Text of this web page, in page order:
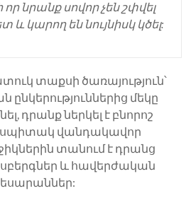
որ նրանք սովոր չեն շփվել
կարող են նույնիսկ կծել:
տաքսի ծառայություն՝
մեկը
դրանք ներկել է բնորոշ
և սպիտակ վանդակավոր
տանում է դրանց
և հավերժական